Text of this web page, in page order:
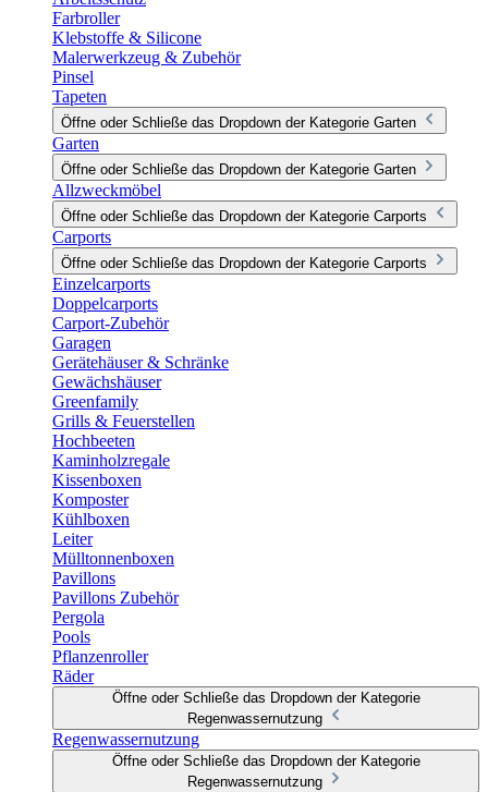
Farbroller
Klebstoffe & Silicone
Malerwerkzeug & Zubehör
Pinsel
Tapeten
Öffne oder Schließe das Dropdown der Kategorie Garten
Garten
Öffne oder Schließe das Dropdown der Kategorie Garten
Allzweckmöbel
Öffne oder Schließe das Dropdown der Kategorie Carports
Carports
Öffne oder Schließe das Dropdown der Kategorie Carports
Einzelcarports
Doppelcarports
Carport-Zubehör
Garagen
Gerätehäuser & Schränke
Gewächshäuser
Greenfamily
Grills & Feuerstellen
Hochbeeten
Kaminholzregale
Kissenboxen
Komposter
Kühlboxen
Leiter
Mülltonnenboxen
Pavillons
Pavillons Zubehör
Pergola
Pools
Pflanzenroller
Räder
Öffne oder Schließe das Dropdown der Kategorie
Regenwassernutzung
Regenwassernutzung
Öffne oder Schließe das Dropdown der Kategorie
Regenwassernutzung